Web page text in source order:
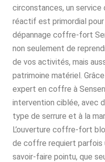
circonstances, un service
réactif est primordial
dépannage coffre-fort
non seulement de
de vos activités, mais
patrimoine matériel.
expert en coffre à
intervention ciblée, avec
type de serrure et à la
L’ouverture coffre-fort
de coffre requiert parfois
savoir-faire pointu, que